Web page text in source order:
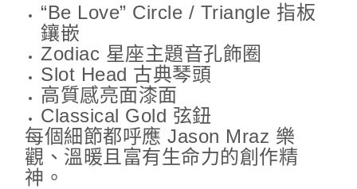
“Be Love” Circle / Triangle 指板
鑲嵌
Zodiac 星座主題音孔飾圈
Slot Head 古典琴頭
高質感亮面漆面
Classical Gold 弦鈕
每個細節都呼應 Jason Mraz 樂
觀、溫暖且富有生命力的創作精
神。